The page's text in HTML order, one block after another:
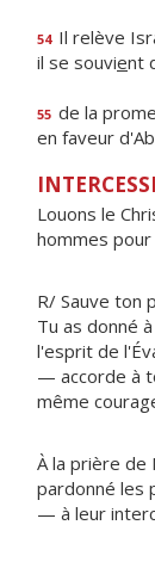
54 Il relève
il se souvient
55 de la
en faveur
Louons le
hommes
R/ Sauve ton
Tu as donné
l'esprit de
— accorde à
même
À la prière
pardonné les
— à leur